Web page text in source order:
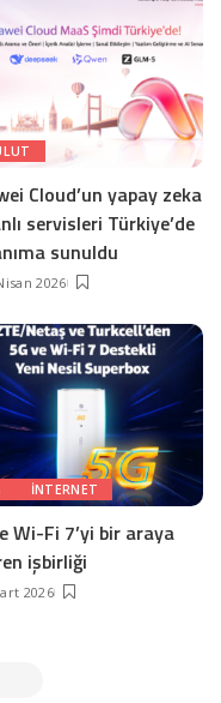
Cloud’un yapay zeka
servisleri Türkiye’de
sunuldu
2026
INTERNET
Wi-Fi 7’yi bir araya
işbirliği
2026